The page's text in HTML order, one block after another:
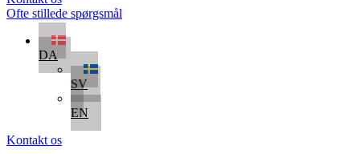
Ofte stillede spørgsmål
DA
SV
EN
Kontakt os